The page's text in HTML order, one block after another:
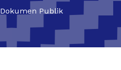
Dokumen Publik